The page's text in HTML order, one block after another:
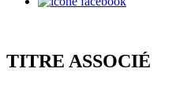
TITRE ASSOCIÉ